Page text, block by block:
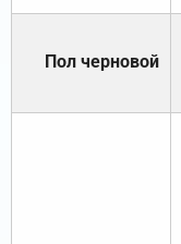
Пол черновой